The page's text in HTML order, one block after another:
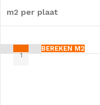
m2 per plaat
BEREKEN M2